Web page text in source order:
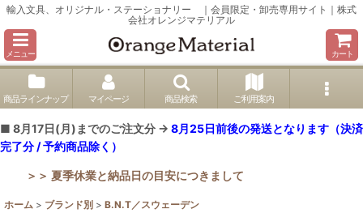
輸入文具、オリジナル・ステーショナリー ｜会員限定・卸売専用サイト｜株式
会社オレンジマテリアル
メニュー カート
商品ラインナップ マイページ 商品検索 ご利用案内
■ 8月17日(月)までのご注文分 → 8月25日前後の発送となります（決済
完了分 / 予約商品除く）
＞＞ 夏季休業と納品日の目安につきまして
ホーム > ブランド別 > B.N.T／スウェーデン